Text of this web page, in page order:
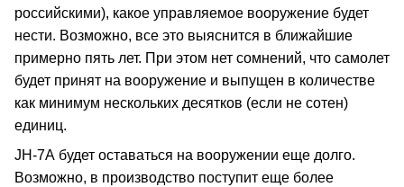
российскими), какое управляемое вооружение будет
нести. Возможно, все это выяснится в ближайшие
примерно пять лет. При этом нет сомнений, что самолет
будет принят на вооружение и выпущен в количестве
как минимум нескольких десятков (если не сотен)
единиц.
JH-7А будет оставаться на вооружении еще долго.
Возможно, в производство поступит еще более